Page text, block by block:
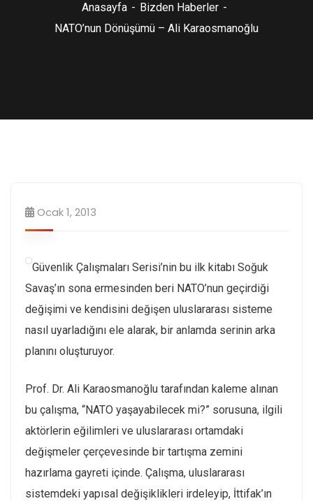
Anasayfa
Bizden Haberler
NATO’nun Dönüşümü – Ali Karaosmanoğlu
Ocak 1, 2013
Güvenlik Çalışmaları Serisi’nin bu ilk kitabı Soğuk
Savaş’ın sona ermesinden beri NATO’nun geçirdiği
değişimi ve kendisini değişen uluslararası sisteme
nasıl uyarladığını ele alarak, bir anlamda serinin arka
planını oluşturuyor.
Prof. Dr. Ali Karaosmanoğlu tarafından kaleme alınan
bu çalışma, “NATO yaşayabilecek mi?” sorusuna, ilgili
aktörlerin eğilimleri ve uluslararası ortamdaki
değişmeler çerçevesinde bir tartışma zemini
hazırlama gayreti içinde. Çalışma, uluslararası
sistemdeki yapısal değişiklikleri irdeleyip, İttifak’ın